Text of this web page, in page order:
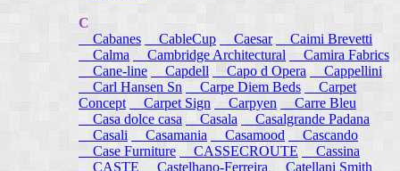
C
Cabanes
CableCup Caesar
Caimi Brevetti
Calma
Cambridge Architectural
Camira Fabrics
Cane-line
Capdell Capo d Opera
Cappellini
Carl Hansen Sn
Carpe Diem Beds
Carpet
Concept
Carpet Sign Carpyen
Carre Bleu
Casa dolce casa
Casala
Casalgrande Padana
Casali
Casamania Casamood
Cascando
Case Furniture
CASSECROUTE
Cassina
CASTE
Castelhano-Ferreira
Catellani Smith